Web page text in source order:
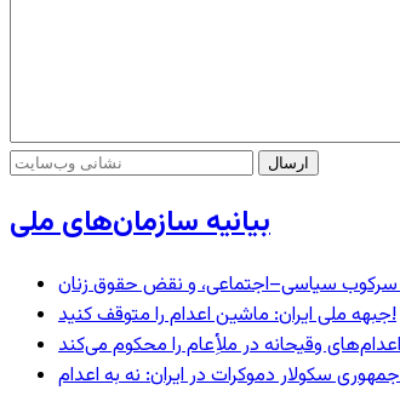
بیانیه سازمان‌های ملی
سرکوب سیاسی–اجتماعی، و نقض حقوق زنان
جبهه ملی ایران: ماشین اعدام را متوقف کنید!
وقیحانه در ملأِعام را محکوم می‌کند
سکولار دموکرات در ایران: نه به اعدام